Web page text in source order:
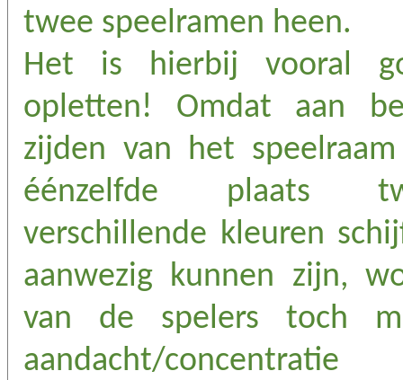
twee speelramen heen.
Het is hierbij vooral
opletten! Omdat aan
zijden van het
éénzelfde plaats
verschillende kleuren
aanwezig kunnen zijn,
van de spelers toch
aandacht/concentratie